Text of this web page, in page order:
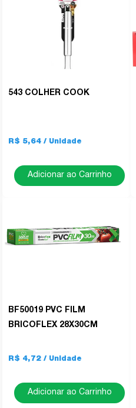
543 COLHER COOK
R$ 5,64
Adicionar ao Carrinho
BF50019 PVC FILM
BRICOFLEX 28X30CM
R$ 4,72
Adicionar ao Carrinho